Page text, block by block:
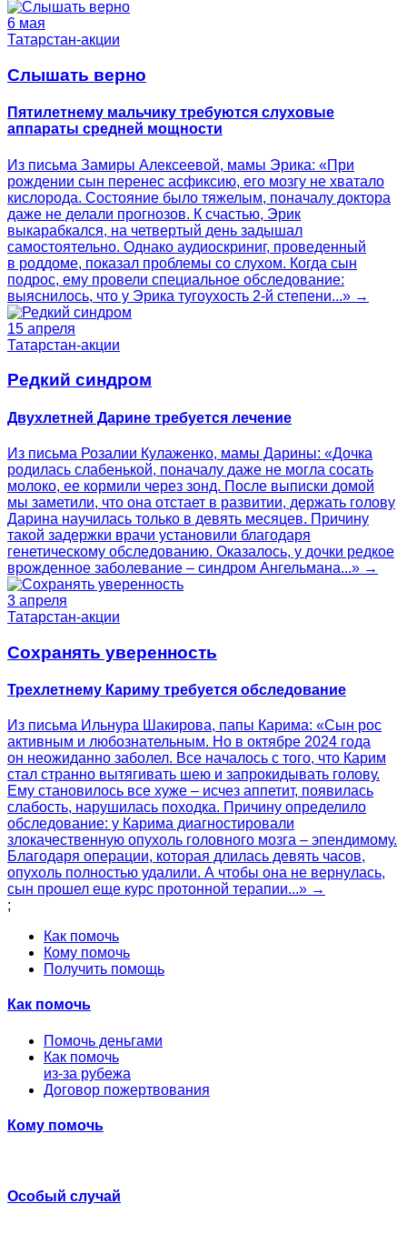
6 мая
Татарстан-акции
Слышать верно
Пятилетнему мальчику требуются слуховые
аппараты средней мощности
Из письма Замиры Алексеевой, мамы Эрика: «При
рождении сын перенес асфиксию, его мозгу не хватало
кислорода. Состояние было тяжелым, поначалу доктора
даже не делали прогнозов. К счастью, Эрик
выкарабкался, на четвертый день задышал
самостоятельно. Однако аудиоскриниг, проведенный
в роддоме, показал проблемы со слухом. Когда сын
подрос, ему провели специальное обследование:
выяснилось, что у Эрика тугоухость 2-й степени...» →
15 апреля
Татарстан-акции
Редкий синдром
Двухлетней Дарине требуется лечение
Из письма Розалии Кулаженко, мамы Дарины: «Дочка
родилась слабенькой, поначалу даже не могла сосать
молоко, ее кормили через зонд. После выписки домой
мы заметили, что она отстает в развитии, держать голову
Дарина научилась только в девять месяцев. Причину
такой задержки врачи установили благодаря
генетическому обследованию. Оказалось, у дочки редкое
врожденное заболевание – синдром Ангельмана...» →
3 апреля
Татарстан-акции
Сохранять уверенность
Трехлетнему Кариму требуется обследование
Из письма Ильнура Шакирова, папы Карима: «Сын рос
активным и любознательным. Но в октябре 2024 года
он неожиданно заболел. Все началось с того, что Карим
стал странно вытягивать шею и запрокидывать голову.
Ему становилось все хуже – исчез аппетит, появилась
слабость, нарушилась походка. Причину определило
обследование: у Карима диагностировали
злокачественную опухоль головного мозга – эпендимому.
Благодаря операции, которая длилась девять часов,
опухоль полностью удалили. А чтобы она не вернулась,
сын прошел еще курс протонной терапии...» →
;
Как помочь
Кому помочь
Получить помощь
Как помочь
Помочь деньгами
Как помочь
из-за рубежа
Договор пожертвования
Кому помочь
Особый случай